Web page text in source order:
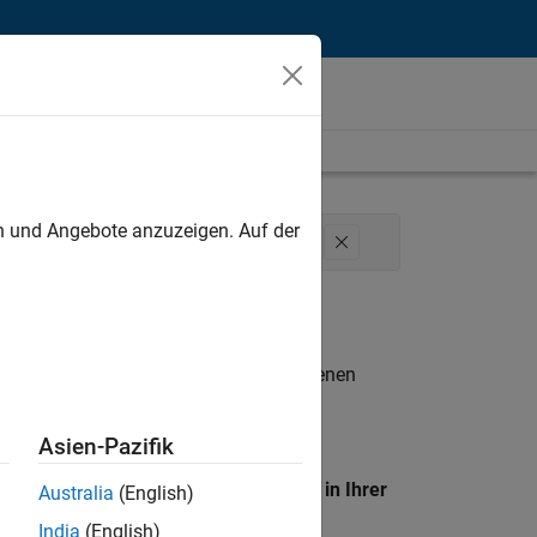
Services Finance and Operations
. Wenn Sie noch immer keine offenen
unseres
Standort, um alle Stellenangebote in Ihrer
Angebote anzuzeigen. Auf der
Asien-Pazifik
Australia (English)
India (English)